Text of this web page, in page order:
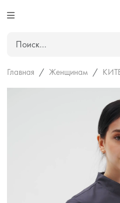
Главная Женщинам